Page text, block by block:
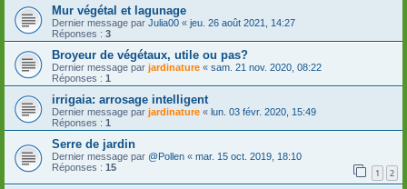
Mur végétal et lagunage
Dernier message par Julia00 « jeu. 26 août 2021, 14:27
Réponses : 3
Broyeur de végétaux, utile ou pas?
Dernier message par jardinature « sam. 21 nov. 2020, 08:22
Réponses : 1
irrigaia: arrosage intelligent
Dernier message par jardinature « lun. 03 févr. 2020, 15:49
Réponses : 1
Serre de jardin
Dernier message par @Pollen « mar. 15 oct. 2019, 18:10
Réponses : 15 1 2